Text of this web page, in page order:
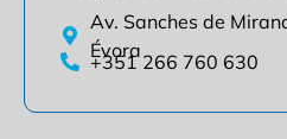
Av. Sanches de
Évora
+351 266 760 630